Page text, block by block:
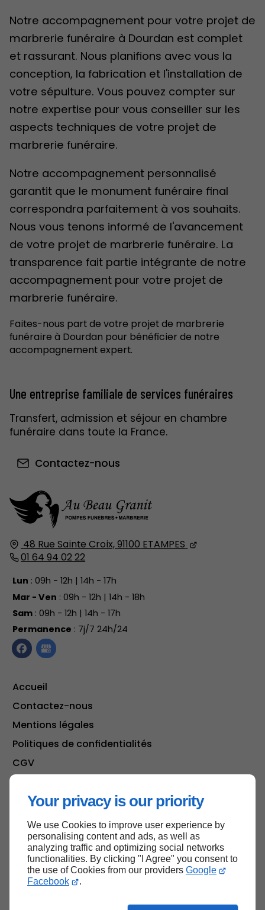
Your privacy is our priority
We use Cookies to improve user experience by
personalising content and ads, as well as
analyzing traffic and optimizing social networks
functionalities. By clicking "I Agree" you consent to
the use of Cookies from our providers Google
Facebook
.
Notre accompagnement pour votre projet de
marbrerie funéraire à Dourdan est complet
et rassurant. Nous planifions avec vous la
conception, la fabrication et l'installation de
votre sépulture. Vous pouvez compter sur
notre expertise pour vous conseiller sur les
aspects techniques de votre projet de
marbrerie funéraire.
Notre accompagnement personnalisé
garantit que le monument funéraire final
correspondra parfaitement à vos souhaits.
Nous vous tenons informé de l'avancement
de votre projet de marbrerie funéraire. La
transparence fait partie intégrante de notre
accompagnement pour votre projet de
marbrerie funéraire.
Faites-nous part de votre projet de marbrerie
funéraire à Dourdan pour bénéficier de notre
accompagnement expert.
48 Rue Sainte Croix,91100 ETAMPES
01 64 94 02 22
Lun : 09h - 12h | 14h - 17h
Mar - Ven : 09h - 12h | 14h - 18h
Sam: 09h - 12h | 14h - 17h
Permanence : 7j/7 24h/24
Accueil
Contactez-nous
Mentions légales
Politiques de confidentialités
CGV
Une entreprise familiale de services funéraires
Transfert, admission et séjour en chambre
funéraire dans toute la France.
Contactez-nous
Haut de page